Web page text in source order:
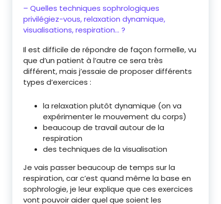
– Quelles techniques sophrologiques
privilégiez-vous, relaxation dynamique,
visualisations, respiration… ?
Il est difficile de répondre de façon formelle, vu
que d’un patient à l’autre ce sera très
différent, mais j’essaie de proposer différents
types d’exercices :
la relaxation plutôt dynamique (on va
expérimenter le mouvement du corps)
beaucoup de travail autour de la
respiration
des techniques de la visualisation
Je vais passer beaucoup de temps sur la
respiration, car c’est quand même la base en
sophrologie, je leur explique que ces exercices
vont pouvoir aider quel que soient les